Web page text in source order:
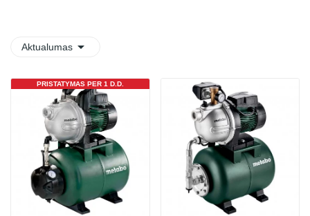
Aktualumas 
PRISTATYMAS PER 1 D.D.